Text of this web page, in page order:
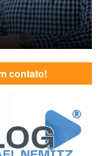
contato!